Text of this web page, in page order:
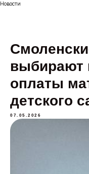
Новости
выбирают
оплаты
детского
07.05.2026